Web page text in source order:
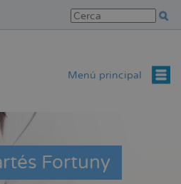
Menú principal
Fortuny